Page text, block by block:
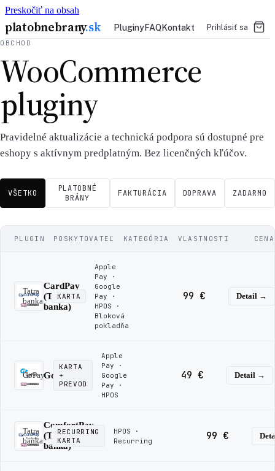
Preskočiť na obsah
platobnebrany.sk PluginyFAQKontakt Prihlásiť sa
OBCHOD
WooCommerce
pluginy
Pravidelné aktualizácie a technická podpora sú dostupné pre
eshopy s aktívnym predplatným. Bez licenčných kľúčov.
VŠETKO
PLATOBNÉ
BRÁNY
FAKTURÁCIA DOPRAVA ZADARMO
PLUGIN POSKYTOVATEĽ KATEGÓRIA VLASTNOSTI
CardPay
(Tatra
banka)
Tatra
banka
KARTA
Apple
Pay ·
Google
Pay ·
HPOS ·
Bloková
pokladňa
99 € Detail →
GoPay
GoPay
KARTA
+
PREVOD
Apple
Pay ·
Google
Pay ·
HPOS
49 € Detail →
ComfortPay
(Tatra
banka)
Tatra
banka
RECURRING
KARTA
HPOS ·
Recurring
99 €